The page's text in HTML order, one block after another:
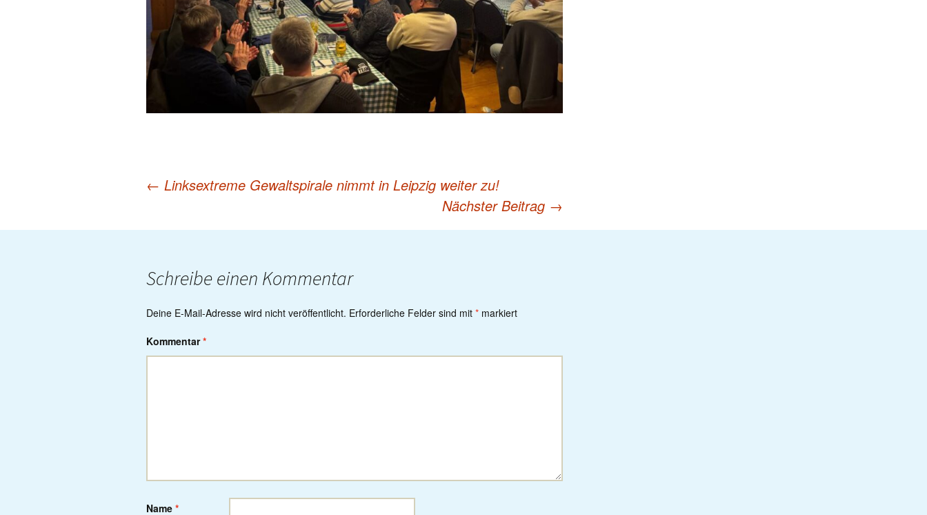
navigation
← Linksextreme Gewaltspirale nimmt in Leipzig weiter zu!
Nächster Beitrag →
Schreibe einen Kommentar
Deine E-Mail-Adresse wird nicht veröffentlicht. Erforderliche Felder sind mit * markiert
Kommentar*
Name *